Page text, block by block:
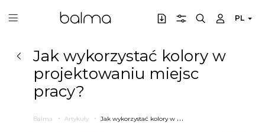
PL
Jak wykorzystać kolory w
projektowaniu miejsc
pracy?
Balma Artykuły J
ak wykorzystać kolory w projektowaniu miejsc pracy?